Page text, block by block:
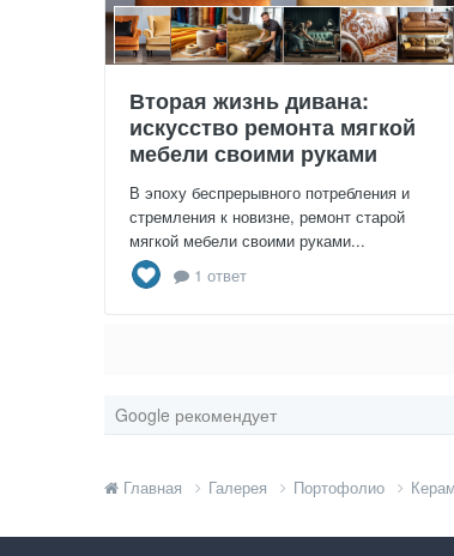
Вторая жизнь дивана:
искусство ремонта мягкой
мебели своими руками
В эпоху беспрерывного потребления и
стремления к новизне, ремонт старой
мягкой мебели своими руками...
1 ответ
Google рекомендует
Главная Галерея Портофолио